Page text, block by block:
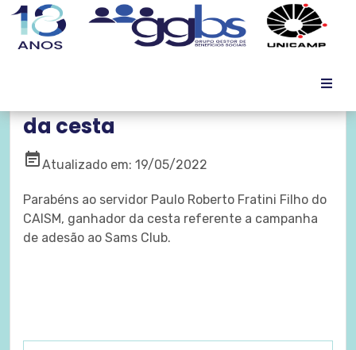
da cesta
event_noteAtualizado em: 19/05/2022
​Parabéns ao servidor Paulo Roberto Fratini Filho do
CAISM, ganhador da cesta referente a campanha
de adesão ao Sams Club.